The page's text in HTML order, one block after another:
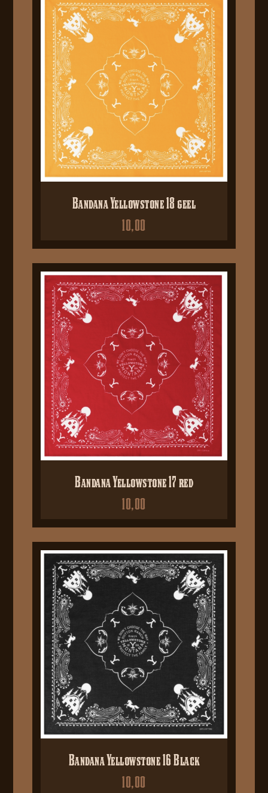
Bandana Yellowstone 18 geel
10,00
Bandana Yellowstone 17 red
10,00
Bandana Yellowstone 16 Black
10,00